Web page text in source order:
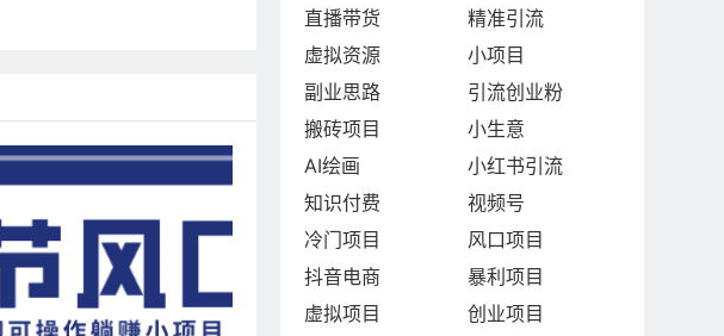
直播带货
精准引流
虚拟资源
小项目
副业思路
引流创业粉
搬砖项目
小生意
AI绘画
小红书引流
知识付费
视频号
冷门项目
风口项目
抖音电商
暴利项目
虚拟项目
创业项目